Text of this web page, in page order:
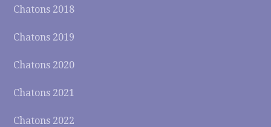
Chatons 2018
Chatons 2019
Chatons 2020
Chatons 2021
Chatons 2022